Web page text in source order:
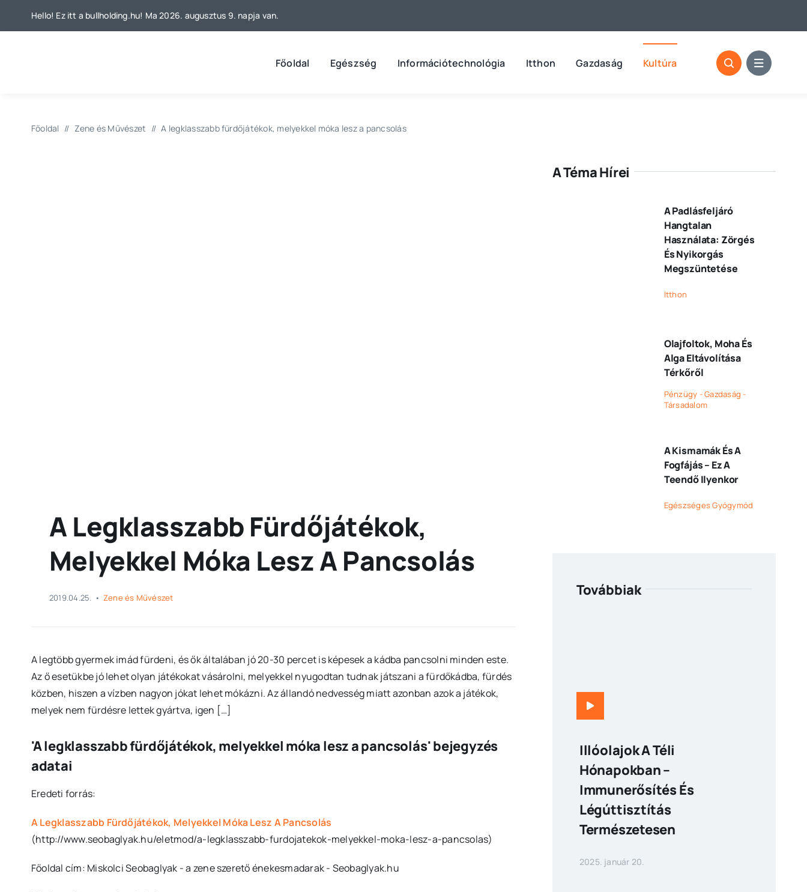
Hello! Ez itt a bullholding.hu! Ma 2026. augusztus 9. napja van.
Főoldal Egészség Információtechnológia Itthon Gazdaság Kultúra
Főoldal // Zene és Művészet // A legklasszabb fürdőjátékok, melyekkel móka lesz a pancsolás
A Legklasszabb Fürdőjátékok,
Melyekkel Móka Lesz A Pancsolás
2019.04.25. • Zene és Művészet
A legtöbb gyermek imád fürdeni, és ők általában jó 20-30 percet is képesek a kádba pancsolni minden este.
Az ő esetükbe jó lehet olyan játékokat vásárolni, melyekkel nyugodtan tudnak játszani a fürdőkádba, fürdés
közben, hiszen a vízben nagyon jókat lehet mókázni. Az állandó nedvesség miatt azonban azok a játékok,
melyek nem fürdésre lettek gyártva, igen […]
'A legklasszabb fürdőjátékok, melyekkel móka lesz a pancsolás' bejegyzés
adatai
Eredeti forrás:
A Legklasszabb Fürdőjátékok, Melyekkel Móka Lesz A Pancsolás
(http://www.seobaglyak.hu/eletmod/a-legklasszabb-furdojatekok-melyekkel-moka-lesz-a-pancsolas)
Főoldal cím: Miskolci Seobaglyak - a zene szerető énekesmadarak - Seobaglyak.hu
A Téma Hírei
A Padlásfeljáró
Hangtalan
Használata: Zörgés
És Nyikorgás
Megszüntetése
Itthon
Olajfoltok, Moha És
Alga Eltávolítása
Térkőről
Pénzügy - Gazdaság -
Társadalom
A Kismamák És A
Fogfájás – Ez A
Teendő Ilyenkor
Egészséges Gyógymód
Továbbiak
Illóolajok A Téli
Hónapokban –
Immunerősítés És
Légúttisztítás
Természetesen
2025. január 20.